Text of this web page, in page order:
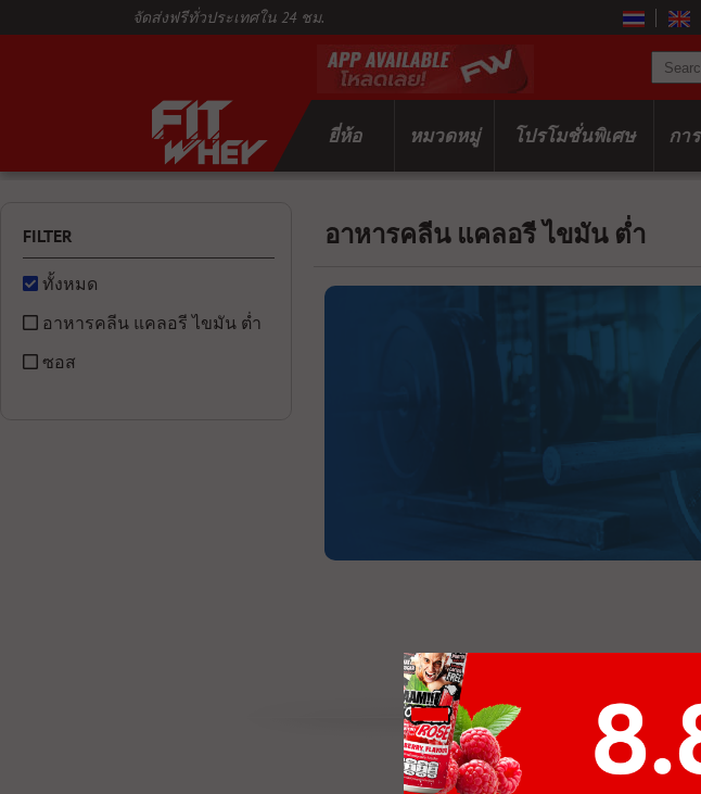
จัดส่งฟรีทั่วประเทศใน 24 ชม.
ยี่ห้อ หมวดหมู่ โปรโมชั่นพิเศษ กา
FILTER
ทั้งหมด
อาหารคลีน แคลอรี ไขมัน ต่ำ
ซอส
อาหารคลีน แคลอรี ไขมัน ต่ำ